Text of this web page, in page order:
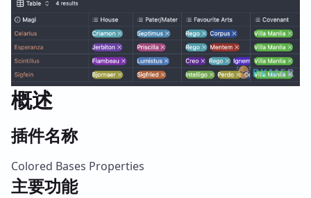
概述
插件名称
Colored Bases Properties
主要功能